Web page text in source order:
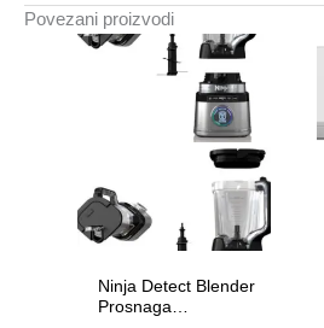
Povezani proizvodi
Ninja Detect Blender
Prosnaga